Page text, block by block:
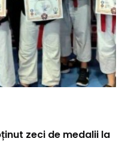
zeci de medalii la